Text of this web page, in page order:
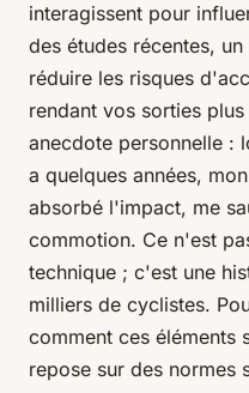
interagissent pour
des études récentes,
réduire les risques
rendant vos sorties
anecdote personnelle :
a quelques années,
absorbé l'impact, me
commotion. Ce n'est
technique ; c'est une
milliers de cyclistes.
comment ces éléments
repose sur des normes